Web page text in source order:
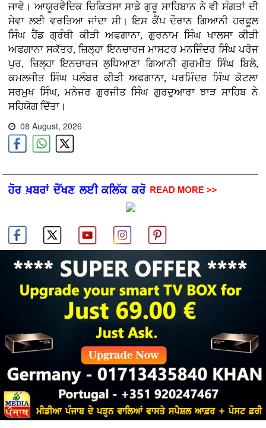
ਜਾਵੇ। ਆਯੂਰਵੈਦਿਕ ਚਿਕਿਤਸਾ ਸਾਡੇ ਗੁਰੂ ਸਾਹਿਬਾਨ ਨੇ ਵੀ ਸੰਗਤਾਂ ਦੀ
ਸੇਵਾ ਲਈ ਵਰਤਿਆ ਜਾਂਦਾ ਸੀ। ਇਸ ਕੈਂਪ ਦੌਰਾਨ ਗਿਆਨੀ ਹਰਫੂਲ
ਸਿੰਘ ਹੈਂਡ ਗ੍ਰੰਥੀ ਕੀੜੀ ਅਫਗਾਨਾ, ਗੁਰਨਾਮ ਸਿੰਘ ਖਾਲਸਾ ਕੀੜੀ
ਅਫਗਾਨਾ ਸਕੱਤਰ, ਜ਼ਿਲ੍ਹਾ ਇਨਚਾਰਜ ਮਾਸਟਰ ਮਨਜਿੰਦਰ ਸਿੰਘ ਪਰੋਜ
ਪੁਰ, ਜ਼ਿਲ੍ਹਾ ਇਨਚਾਰਜ ਲੁਧਿਆਣਾ ਗਿਆਨੀ ਗੁਰਮੀਤ ਸਿੰਘ ਬਿਲੋ,
ਕਮਲਜੀਤ ਸਿੰਘ ਪਲੰਬਰ ਕੀੜੀ ਅਫਗਾਨਾ, ਪਰਮਿੰਦਰ ਸਿੰਘ ਕੋਟਲਾ
ਸਰਮੁਖ ਸਿੰਘ, ਮਨੇਜਰ ਗੁਰਜੀਤ ਸਿੰਘ ਗੁਰਦੁਆਰਾ ਝਾੜ ਸਾਹਿਬ ਨੇ
ਸਹਿਯੋਗ ਦਿੱਤਾ।
08 August, 2026